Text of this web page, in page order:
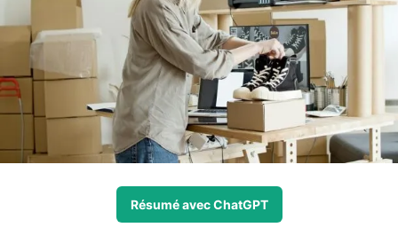
Résumé avec ChatGPT